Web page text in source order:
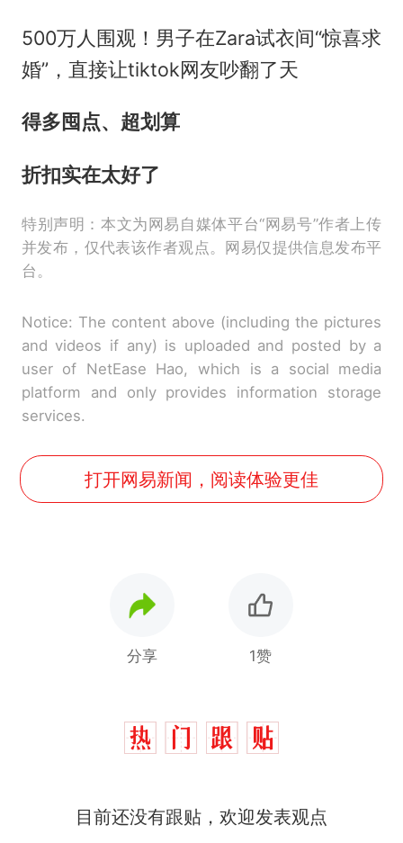
500万人围观！男子在Zara试衣间“惊喜求
婚”，直接让tiktok网友吵翻了天
得多囤点、超划算
折扣实在太好了
特别声明：本文为网易自媒体平台“网易号”作者上传
并发布，仅代表该作者观点。网易仅提供信息发布平
台。
Notice: The content above (including the pictures
and videos if any) is uploaded and posted by a
user of NetEase Hao, which is a social media
platform and only provides information storage
services.
打开网易新闻，阅读体验更佳
分享 1赞
目前还没有跟贴，欢迎发表观点
热
西班牙飞地休达边境，摩洛
洛哥涌入西班牙
似南京大学数院院长辞职信流